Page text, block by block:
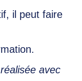
il peut faire
avec